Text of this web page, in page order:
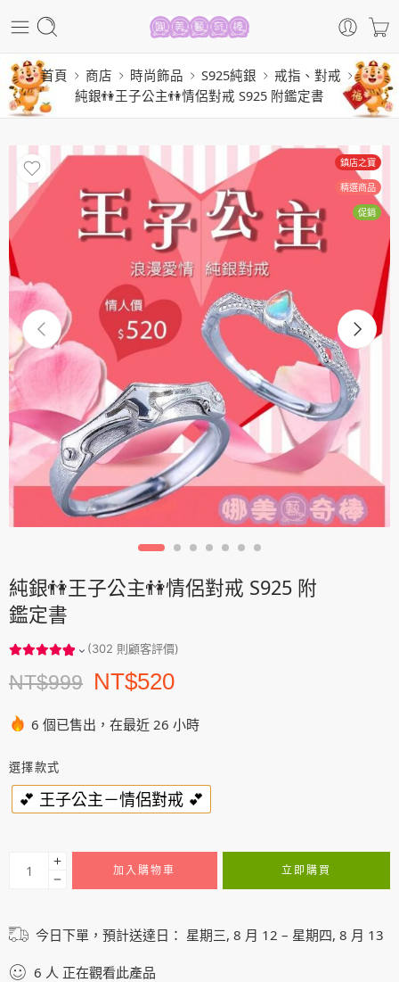
首頁 商店 時尚飾品 S925純銀
戒指、對戒
純銀👫王子公主👫情侶對戒 S925 附鑑定書
鎮店之寶
精選商品
促銷
純銀👫王子公主👫情侶對戒 S925 附
鑑定書
(302 則顧客評價)
NT$999 NT$520
6 個已售出，在最近 26 小時
選擇款式
💕 王子公主－情侶對戒 💕
加入購物車 立即購買
今日下單，預計送達日： 星期三, 8 月 12 – 星期四, 8 月 13
6 人 正在觀看此產品